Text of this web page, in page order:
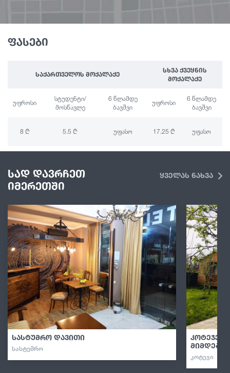
ფასები
ᲡᲐᲥᲐᲠᲗᲕᲔᲚᲝᲡ ᲛᲝᲥᲐᲚᲐᲥᲔ
ᲡᲮᲕᲐ ᲥᲕᲔᲧᲜᲘᲡ
ᲛᲝᲥᲐᲚᲐᲥᲔ
უფროსი
სტუდენტი/
მოსწავლე
6 წლამდე
ბავშვი
უფროსი
6 წლამდე
ბავშვი
8 ₾ 5.5 ₾ უფასო 17.25 ₾ უფასო
სად დავრჩეთ
იმერეთში
ყველას ნახვა
სასტუმრო დავითი
ᲡᲐᲡᲢᲣᲛᲠᲝ
ᲙᲝᲢᲔᲯᲘ